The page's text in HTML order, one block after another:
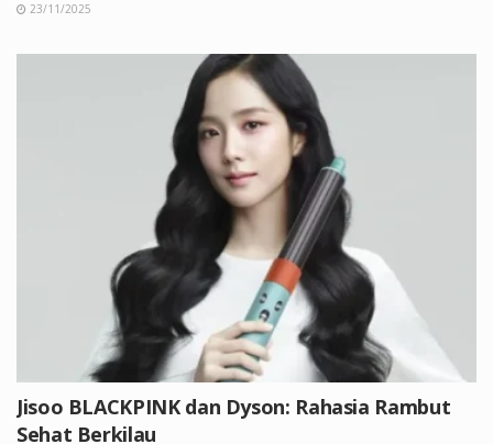
23/11/2025
Jisoo BLACKPINK dan Dyson: Rahasia Rambut
Sehat Berkilau